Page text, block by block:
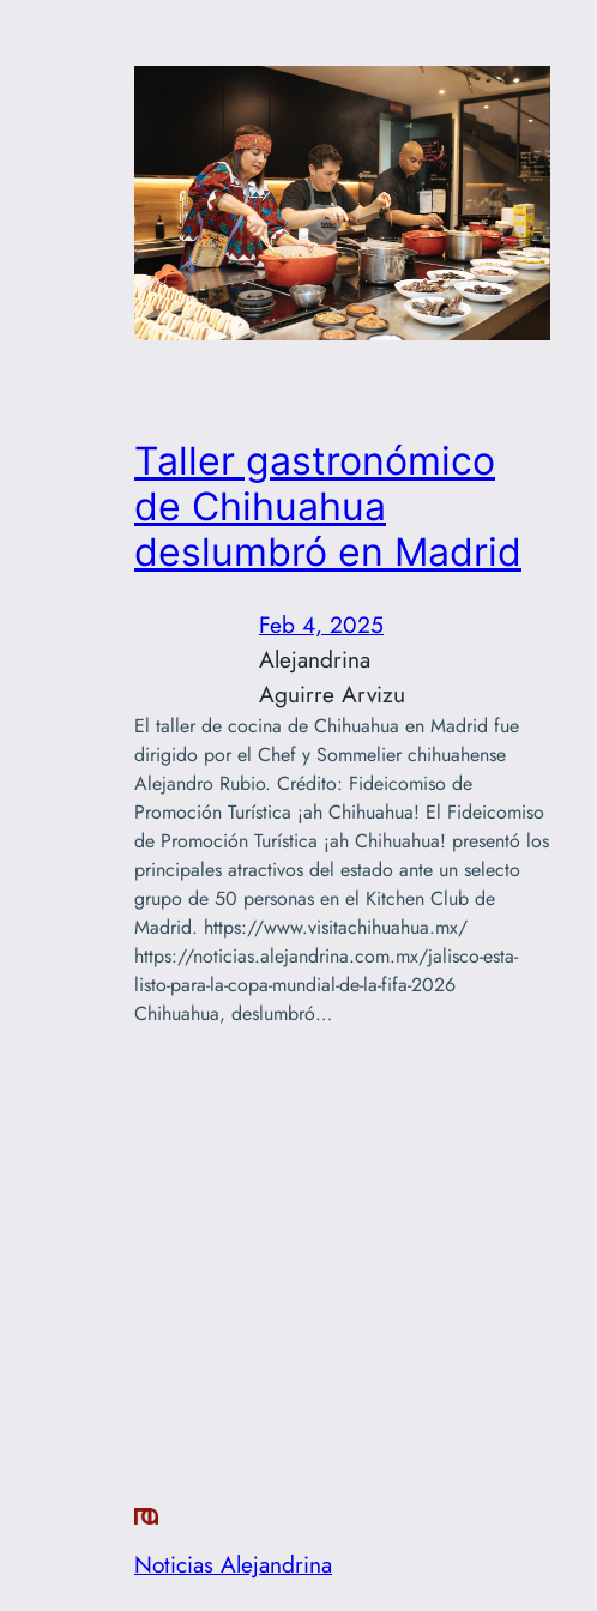
Taller gastronómico
de Chihuahua
deslumbró en Madrid
Feb 4, 2025
Alejandrina
Aguirre Arvizu
El taller de cocina de Chihuahua en Madrid fue
dirigido por el Chef y Sommelier chihuahense
Alejandro Rubio. Crédito: Fideicomiso de
Promoción Turística ¡ah Chihuahua! El Fideicomiso
de Promoción Turística ¡ah Chihuahua! presentó los
principales atractivos del estado ante un selecto
grupo de 50 personas en el Kitchen Club de
Madrid. https://www.visitachihuahua.mx/
https://noticias.alejandrina.com.mx/jalisco-esta-
listo-para-la-copa-mundial-de-la-fifa-2026
Chihuahua, deslumbró…
Noticias Alejandrina